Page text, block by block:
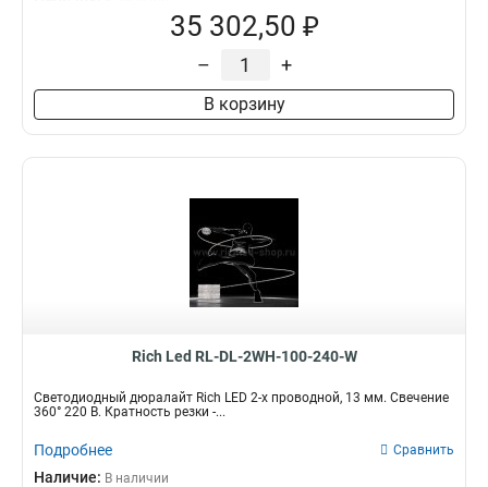
35 302,50 ₽
– +
В корзину
Rich Led RL-DL-2WH-100-240-W
Светодиодный дюралайт Rich LED 2-х проводной, 13 мм. Свечение
360° 220 В. Кратность резки -...
Подробнее Сравнить
Наличие: В наличии